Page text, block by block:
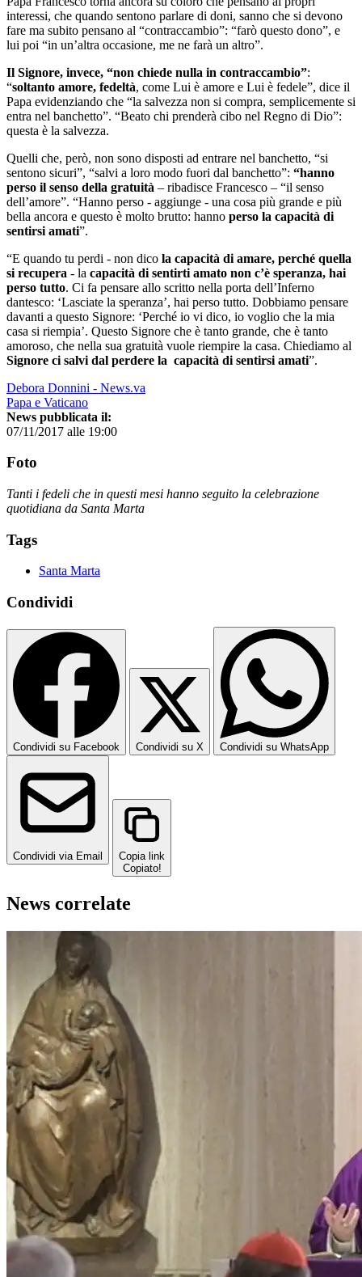
interessi, che quando sentono parlare di doni, sanno che si devono
fare ma subito pensano al “contraccambio”: “farò questo dono”, e
lui poi “in un’altra occasione, me ne farà un altro”.
Il Signore, invece, “non chiede nulla in contraccambio”:
“soltanto amore, fedeltà, come Lui è amore e Lui è fedele”, dice il
Papa evidenziando che “la salvezza non si compra, semplicemente si
entra nel banchetto”. “Beato chi prenderà cibo nel Regno di Dio”:
questa è la salvezza.
Quelli che, però, non sono disposti ad entrare nel banchetto, “si
sentono sicuri”, “salvi a loro modo fuori dal banchetto”: “hanno
perso il senso della gratuità – ribadisce Francesco – “il senso
dell’amore”. “Hanno perso - aggiunge - una cosa più grande e più
bella ancora e questo è molto brutto: hanno perso la capacità di
sentirsi amati”.
“E quando tu perdi - non dico la capacità di amare, perché quella
si recupera - la capacità di sentirti amato non c’è speranza, hai
perso tutto. Ci fa pensare allo scritto nella porta dell’Inferno
dantesco: ‘Lasciate la speranza’, hai perso tutto. Dobbiamo pensare
davanti a questo Signore: ‘Perché io vi dico, io voglio che la mia
casa si riempia’. Questo Signore che è tanto grande, che è tanto
amoroso, che nella sua gratuità vuole riempire la casa. Chiediamo al
Signore ci salvi dal perdere la capacità di sentirsi amati”.
Debora Donnini - News.va
Papa e Vaticano
News pubblicata il:
07/11/2017 alle 19:00
Foto
Tanti i fedeli che in questi mesi hanno seguito la celebrazione
quotidiana da Santa Marta
Tags
Santa Marta
Condividi
Condividi su Facebook Condividi su X Condividi su WhatsApp
Condividi via Email
Copia link
Copiato!
News correlate